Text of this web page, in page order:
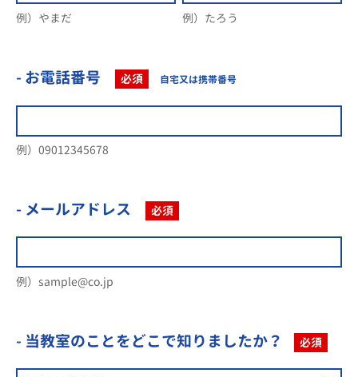
例）やまだ 例）たろう
- お電話番号 必須 自宅又は携帯番号
例）09012345678
- メールアドレス 必須
例）sample@co.jp
- 当教室のことをどこで知りましたか？ 必須